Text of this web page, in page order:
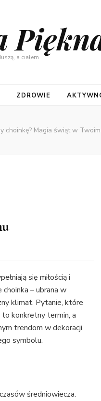
a ciałem
ZDROWIE
choinkę? Magia świąt w
się miłością i
– ubrana w
klimat. Pytanie, które
to konkretny termin, a
trendom w dekoracji
symbolu.
średniowiecza.